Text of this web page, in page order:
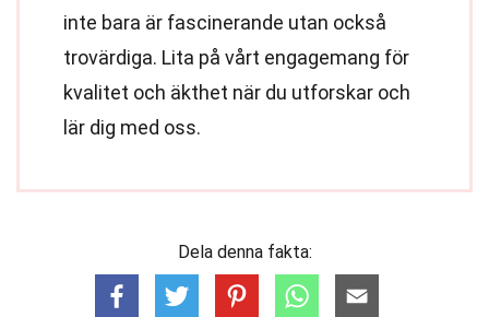
inte bara är fascinerande utan också
trovärdiga. Lita på vårt engagemang för
kvalitet och äkthet när du utforskar och
lär dig med oss.
Dela denna fakta: